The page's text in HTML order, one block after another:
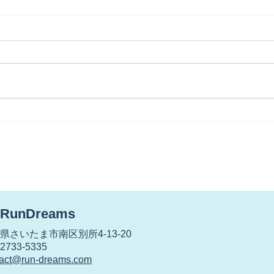
さいたま市南区別所4-13-20
5335
dreams.com